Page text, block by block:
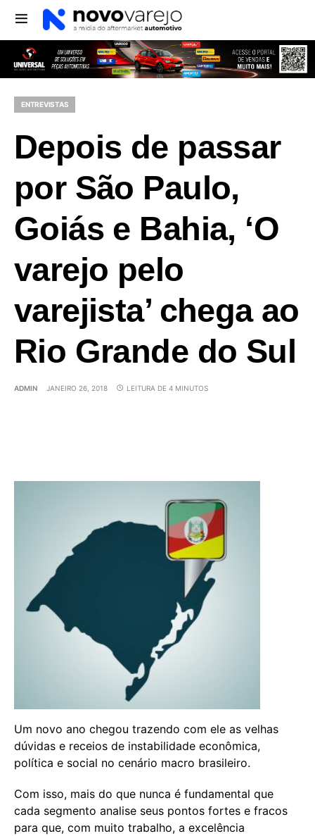
ENTREVISTAS
Depois de passar
por São Paulo,
Goiás e Bahia, ‘O
varejo pelo
varejista’ chega ao
Rio Grande do Sul
ADMIN JANEIRO 26, 2018 LEITURA DE 4 MINUTOS
Um novo ano chegou trazendo com ele as velhas
dúvidas e receios de instabilidade econômica,
política e social no cenário macro brasileiro.
Com isso, mais do que nunca é fundamental que
cada segmento analise seus pontos fortes e fracos
para que, com muito trabalho, a excelência